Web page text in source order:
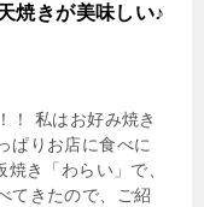
焼きが美味しい♪
！ 私はお好み焼き
ぱりお店に食べに
き「わらい」で、
てきたので、ご紹